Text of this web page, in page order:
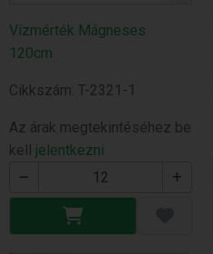
Vízmérték Mágneses
120cm
Cikkszám: T-2321-1
Az árak megtekintéséhez be
kell jelentkezni